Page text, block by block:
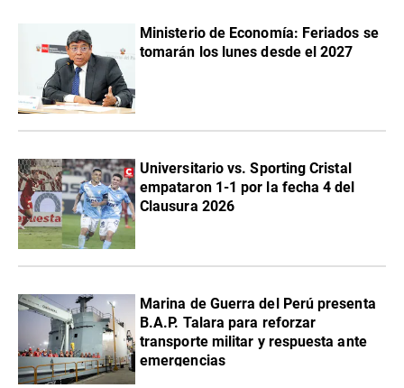
Ministerio de Economía: Feriados se
tomarán los lunes desde el 2027
Universitario vs. Sporting Cristal
empataron 1-1 por la fecha 4 del
Clausura 2026
Marina de Guerra del Perú presenta
B.A.P. Talara para reforzar
transporte militar y respuesta ante
emergencias